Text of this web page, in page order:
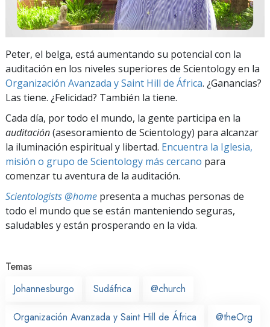
Peter, el belga, está aumentando su potencial con la
auditación en los niveles superiores de Scientology en la
Organización Avanzada y Saint Hill de África. ¿Ganancias?
Las tiene. ¿Felicidad? También la tiene.
Cada día, por todo el mundo, la gente participa en la
auditación(asesoramiento de Scientology) para alcanzar
la iluminación espiritual y libertad. Encuentra la Iglesia,
misión o grupo de Scientology más cercano para
comenzar tu aventura de la auditación.
Scientologists @home presenta a muchas personas de
todo el mundo que se están manteniendo seguras,
saludables y están prosperando en la vida.
Temas
Johannesburgo
Sudáfrica @church
Organización Avanzada y Saint Hill de África @theOrg